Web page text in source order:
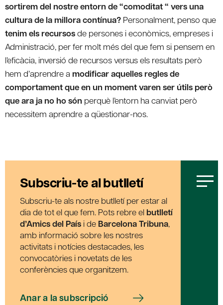
sortirem del nostre entorn de “comoditat “ vers una
cultura de la millora contínua? Personalment, penso que
tenim els recursosde persones i econòmics, empreses i
Administració, per fer molt més del que fem si pensem en
l’eficàcia, inversió de recursos versus els resultats però
hem d’aprendre a modificar aquelles regles de
comportament que en un moment varen ser útils però
que ara ja no ho són perquè l’entorn ha canviat però
necessitem aprendre a qüestionar-nos.
Subscriu-te al butlletí
Subscriu-te als nostre butlletí per estar al
dia de tot el que fem. Pots rebre el butlletí
d’Amics del País i de Barcelona Tribuna,
amb informació sobre les nostres
activitats i notícies destacades, les
convocatòries i novetats de les
conferències que organitzem.
Anar a la subscripció